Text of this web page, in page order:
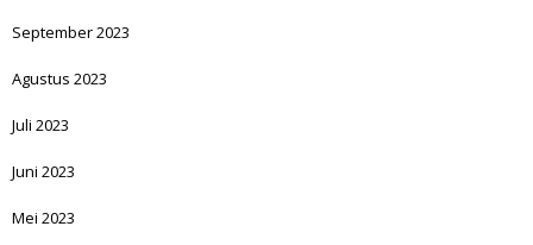
September 2023
Agustus 2023
Juli 2023
Juni 2023
Mei 2023